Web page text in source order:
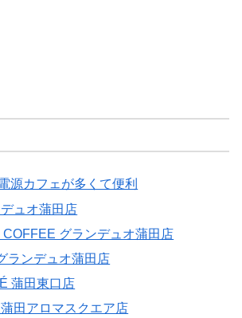
源カフェが多くて便利
ュオ蒲田店
グランデュオ蒲田店
ランデュオ蒲田店
蒲田東口店
田アロマスクエア店